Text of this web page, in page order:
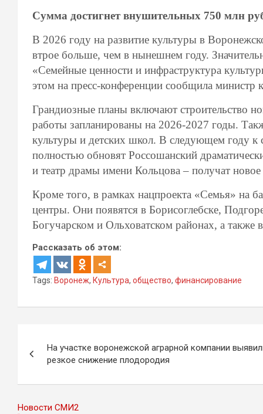
Сумма достигнет внушительных 750 млн
В 2026 году на развитие культуры в
втрое больше, чем в нынешнем году.
«Семейные ценности и инфраструктура
этом на пресс-конференции сообщила
Грандиозные планы включают строительство
работы запланированы на 2026-2027 годы.
культуры и детских школ. В следующем году к
полностью обновят Россошанский
и театр драмы имени Кольцова – получат новое
Кроме того, в рамках нацпроекта «Семья» на
центры. Они появятся в Борисоглебске,
Богучарском и Ольховатском районах, а также
Рассказать об этом:
Tags: Воронеж, Культура, общество, финансирование
по
записям
На участке воронежской аграрной компании
резкое снижение плодородия
Новости СМИ2